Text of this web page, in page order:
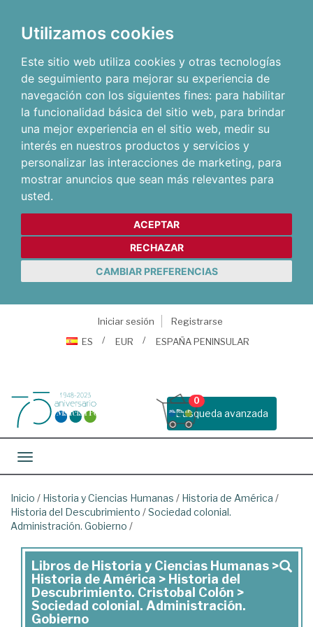
Utilizamos cookies
Este sitio web utiliza cookies y otras tecnologías
de seguimiento para mejorar su experiencia de
navegación con los siguientes fines: para habilitar
la funcionalidad básica del sitio web, para brindar
una mejor experiencia en el sitio web, medir su
interés en nuestros productos y servicios y
personalizar las interacciones de marketing, para
mostrar anuncios que sean más relevantes para
usted.
ACEPTAR
RECHAZAR
CAMBIAR PREFERENCIAS
Iniciar sesión
Registrarse
ES
EUR ESPAÑA PENINSULAR
Busqueda avanzada
0
Toggle navigation
Inicio / Historia y Ciencias Humanas / Historia de América /
Historia del Descubrimiento /Sociedad colonial.
Administración. Gobierno /
Libros
de
Historia
Libros de Historia y Ciencias Humanas >
Historia de América > Historia del
Descubrimiento. Cristobal Colón >
Sociedad colonial. Administración.
Gobierno